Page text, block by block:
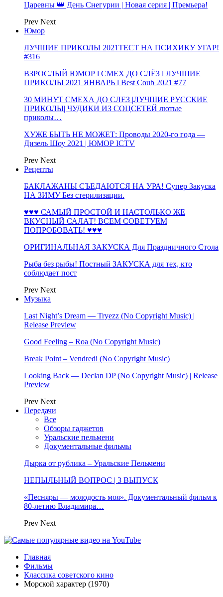
Царевны 👑 День Снегурии | Новая серия | Премьера!
Prev Next
Юмор
ЛУЧШИЕ ПРИКОЛЫ 2021ТЕСТ НА ПСИХИКУ УГАР!
#316
ВЗРОСЛЫЙ ЮМОР l СМЕХ ДО СЛЁЗ l ЛУЧШИЕ
ПРИКОЛЫ 2021 ЯНВАРЬ l Best Coub 2021 #77
30 МИНУТ СМЕХА ДО СЛЕЗ |ЛУЧШИЕ РУССКИЕ
ПРИКОЛЫ| ЧУДИКИ ИЗ СОЦСЕТЕЙ лютые
приколы…
ХУЖЕ БЫТЬ НЕ МОЖЕТ: Проводы 2020-го года —
Дизель Шоу 2021 | ЮМОР ICTV
Prev Next
Рецепты
БАКЛАЖАНЫ СЪЕДАЮТСЯ НА УРА! Супер Закуска
НА ЗИМУ Без стерилизации.
♥♥♥ САМЫЙ ПРОСТОЙ И НАСТОЛЬКО ЖЕ
ВКУСНЫЙ САЛАТ! ВСЕМ СОВЕТУЕМ
ПОПРОБОВАТЬ! ♥♥♥
ОРИГИНАЛЬНАЯ ЗАКУСКА Для Праздничного Стола
Рыба без рыбы! Постный ЗАКУСКА для тех, кто
соблюдает пост
Prev Next
Музыка
Last Night’s Dream — Tryezz (No Copyright Music) |
Release Preview
Good Feeling – Roa (No Copyright Music)
Break Point – Vendredi (No Copyright Music)
Looking Back — Declan DP (No Copyright Music) | Release
Preview
Prev Next
Передачи
Все
Обзоры гаджетов
Уральские пельмени
Документальные фильмы
Дырка от рублика – Уральские Пельмени
НЕПЫЛЬНЫЙ ВОПРОС | 3 ВЫПУСК
«Песняры — молодость моя». Документальный фильм к
80-летию Владимира…
Prev Next
Главная
Фильмы
Классика советского кино
Морской характер (1970)